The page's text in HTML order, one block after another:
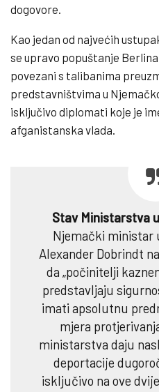
dogovore.
Kao jedan od najvećih
se upravo popuštanje
povezani s talibanima
predstavništvima u
isključivo diplomati koje je
afganistanska vlada.
Stav Ministarstva
Njemački ministar
Alexander Dobrindt
da „počinitelji
predstavljaju
imati apsolutnu
mjera
ministarstva daju
deportacije
isključivo na ove